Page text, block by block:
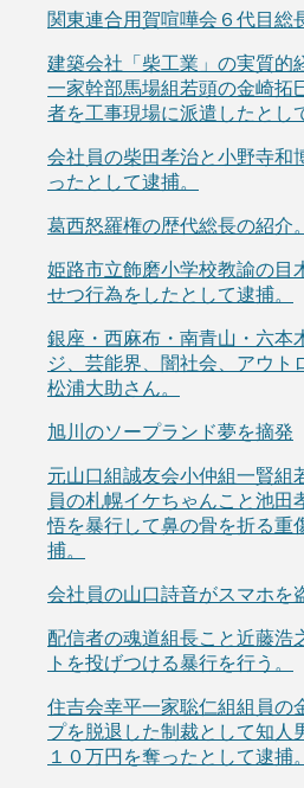
関東連合用賀喧嘩会６代目総
建築会社「柴工業」の実質的
一家幹部馬場組若頭の金崎拓
者を工事現場に派遣したとし
会社員の柴田孝治と小野寺和
ったとして逮捕。
葛西怒羅権の歴代総長の紹介。
姫路市立飾磨小学校教諭の目
せつ行為をしたとして逮捕。
銀座・西麻布・南青山・六本
ジ、芸能界、闇社会、アウト
松浦大助さん。
旭川のソープランド夢を摘発
元山口組誠友会小仲組一賢組
員の札幌イケちゃんこと池田
悟を暴行して鼻の骨を折る重
捕。
会社員の山口詩音がスマホを
配信者の魂道組長こと近藤浩
トを投げつける暴行を行う。
住吉会幸平一家聡仁組組員の
プを脱退した制裁として知人
１０万円を奪ったとして逮捕。